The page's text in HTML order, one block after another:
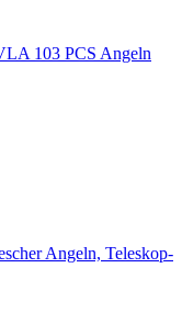
103 PCS Angeln
Angeln, Teleskop-